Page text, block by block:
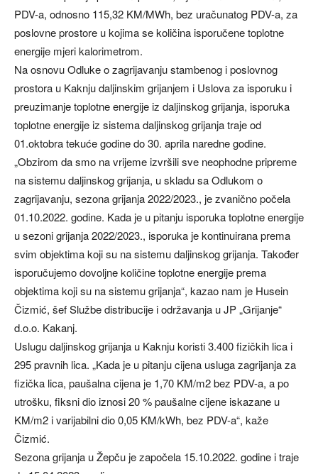
PDV-a, odnosno 115,32 KM/MWh, bez uračunatog PDV-a, za
poslovne prostore u kojima se količina isporučene toplotne
energije mjeri kalorimetrom.
Na osnovu Odluke o zagrijavanju stambenog i poslovnog
prostora u Kaknju daljinskim grijanjem i Uslova za isporuku i
preuzimanje toplotne energije iz daljinskog grijanja, isporuka
toplotne energije iz sistema daljinskog grijanja traje od
01.oktobra tekuće godine do 30. aprila naredne godine.
„Obzirom da smo na vrijeme izvršili sve neophodne pripreme
na sistemu daljinskog grijanja, u skladu sa Odlukom o
zagrijavanju, sezona grijanja 2022/2023., je zvanično počela
01.10.2022. godine. Kada je u pitanju isporuka toplotne energije
u sezoni grijanja 2022/2023., isporuka je kontinuirana prema
svim objektima koji su na sistemu daljinskog grijanja. Također
isporučujemo dovoljne količine toplotne energije prema
objektima koji su na sistemu grijanja“, kazao nam je Husein
Čizmić, šef Službe distribucije i održavanja u JP „Grijanje“
d.o.o. Kakanj.
Uslugu daljinskog grijanja u Kaknju koristi 3.400 fizičkih lica i
295 pravnih lica. „Kada je u pitanju cijena usluga zagrijanja za
fizička lica, paušalna cijena je 1,70 KM/m2 bez PDV-a, a po
utrošku, fiksni dio iznosi 20 % paušalne cijene iskazane u
KM/m2 i varijabilni dio 0,05 KM/kWh, bez PDV-a“, kaže
Čizmić.
Sezona grijanja u Žepču je započela 15.10.2022. godine i traje